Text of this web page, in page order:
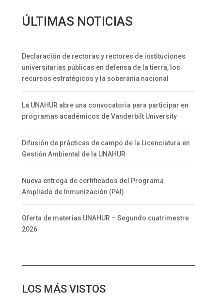
ÚLTIMAS NOTICIAS
Declaración de rectoras y rectores de instituciones
universitarias públicas en defensa de la tierra, los
recursos estratégicos y la soberanía nacional
La UNAHUR abre una convocatoria para participar en
programas académicos de Vanderbilt University
Difusión de prácticas de campo de la Licenciatura en
Gestión Ambiental de la UNAHUR
Nueva entrega de certificados del Programa
Ampliado de Inmunización (PAI)
Oferta de materias UNAHUR – Segundo cuatrimestre
2026
LOS MÁS VISTOS